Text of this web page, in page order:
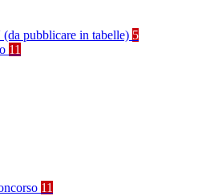
pubblicare in tabelle) 5
11
11